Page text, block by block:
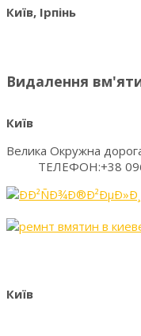
Київ, Ірпінь
Видалення
Київ
Велика Окружна
ТЕЛЕФОН:+38
Київ